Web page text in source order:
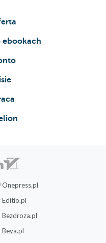
ebookach
Onepress.pl
Editio.pl
Bezdroza.pl
Beya.pl